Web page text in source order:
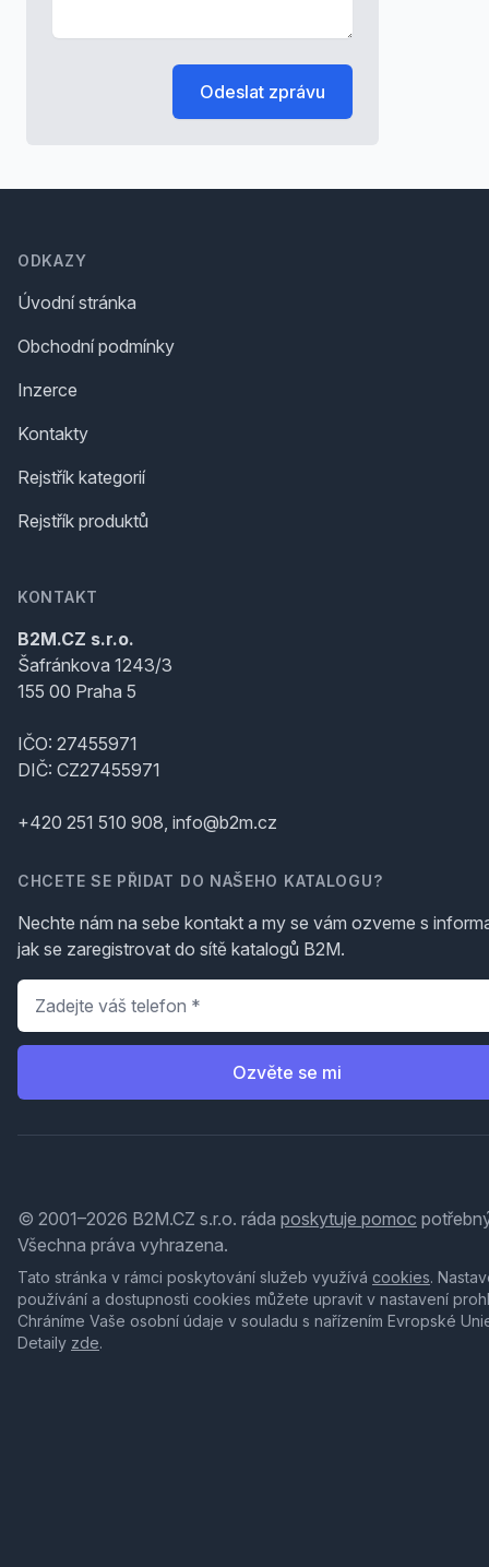
Odeslat zprávu
ODKAZY
Úvodní stránka
Obchodní podmínky
Inzerce
Kontakty
Rejstřík kategorií
Rejstřík produktů
KONTAKT
B2M.CZ s.r.o.
Šafránkova 1243/3
155 00 Praha 5
IČO: 27455971
DIČ: CZ27455971
+420 251 510 908, info@b2m.cz
CHCETE SE PŘIDAT DO NAŠEHO KATALOGU?
Nechte nám na sebe kontakt a my se vám ozveme s
jak se zaregistrovat do sítě katalogů B2M.
Telefon
Ozvěte se mi
© 2001–2026 B2M.CZ s.r.o. ráda poskytuje pomoc
Všechna práva vyhrazena.
Tato stránka v rámci poskytování služeb využívá cookies.
používání a dostupnosti cookies můžete upravit v nastavení
Chráníme Vaše osobní údaje v souladu s nařízením Evropské
Detaily zde.